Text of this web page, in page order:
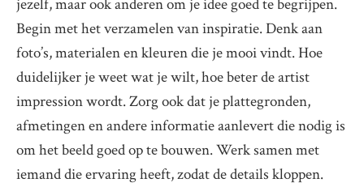
jezelf, maar ook anderen om je idee goed te begrijpen.
Begin met het verzamelen van inspiratie. Denk aan
foto’s, materialen en kleuren die je mooi vindt. Hoe
duidelijker je weet wat je wilt, hoe beter de artist
impression wordt. Zorg ook dat je plattegronden,
afmetingen en andere informatie aanlevert die nodig is
om het beeld goed op te bouwen. Werk samen met
iemand die ervaring heeft, zodat de details kloppen.